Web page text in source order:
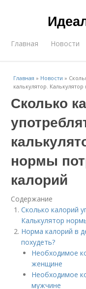
Главная Новости
Главная » Новости »
калькулятор.
Сколько
нормы
калорий
Содержание
Сколько калорий
Калькулятор
Норма калорий в
похудеть?
Необходимое
женщине
Необходимое
мужчине